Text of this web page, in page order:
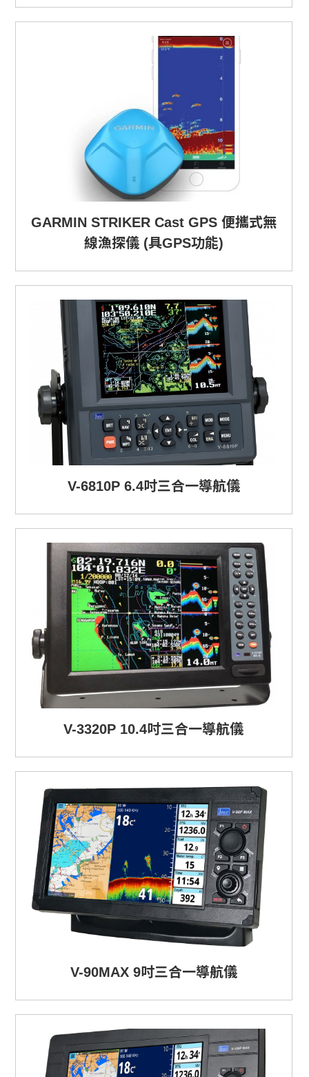
GARMIN STRIKER Cast GPS 便攜式無
線漁探儀 (具GPS功能)
V-6810P 6.4吋三合一導航儀
V-3320P 10.4吋三合一導航儀
V-90MAX 9吋三合一導航儀